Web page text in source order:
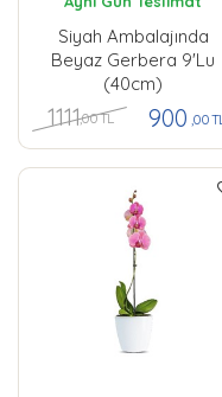
Siyah Ambalajında
Beyaz Gerbera 9'lu
(40cm)
1111,00 TL 900 ,00 TL